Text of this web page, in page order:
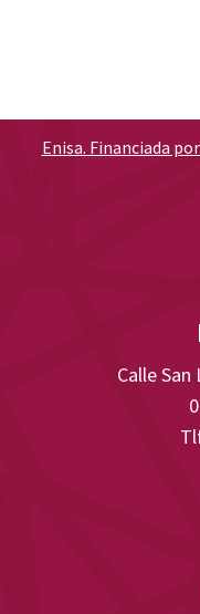
Calle
Enisa. Financiada